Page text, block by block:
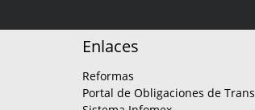
Enlaces
Reformas
Portal de Obligaciones de